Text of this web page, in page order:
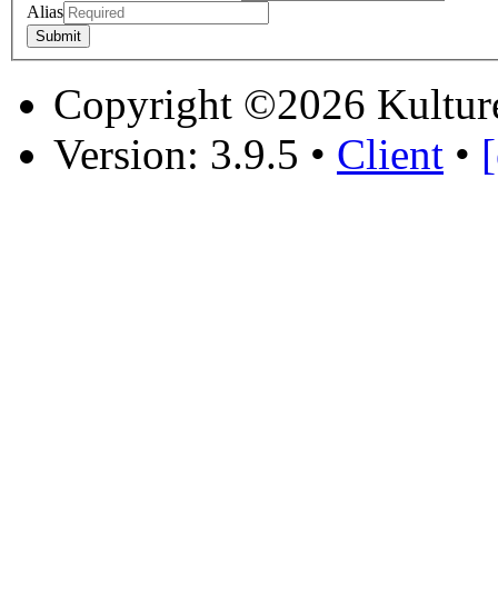
Alias
Copyright ©2026
Version: 3.9.5 • Client •